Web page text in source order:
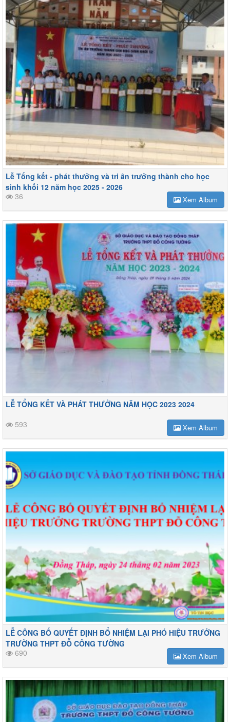
Lễ Tổng kết - phát thưởng và tri ân trưởng thành cho học
sinh khối 12 năm học 2025 - 2026
36
Xem Album
LỄ TỔNG KẾT VÀ PHÁT THƯỞNG NĂM HỌC 2023 2024
593
Xem Album
LỄ CÔNG BỐ QUYẾT ĐỊNH BỔ NHIỆM LẠI PHÓ HIỆU TRƯỞNG
TRƯỜNG THPT ĐỖ CÔNG TƯỜNG
690
Xem Album